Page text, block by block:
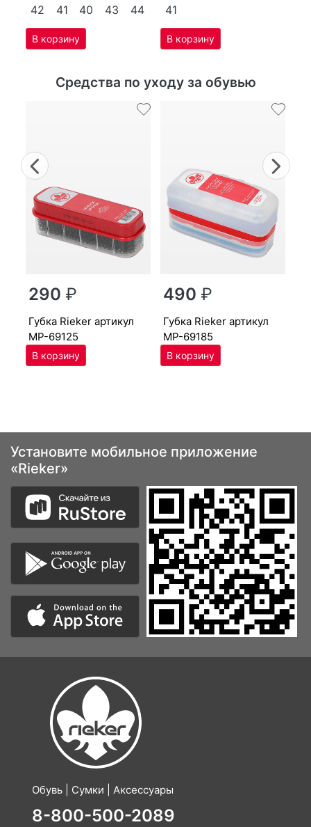
42 41 40 43 44 41
Средства по уходу за обувью
Previous
290₽
губ­ка Ri­eker артикул
MP-69125
490₽
губ­ка Ri­eker артикул
MP-69185
Установите мобильное приложение
«Rieker»
Обувь | Сумки | Аксессуары
8-800-500-2089